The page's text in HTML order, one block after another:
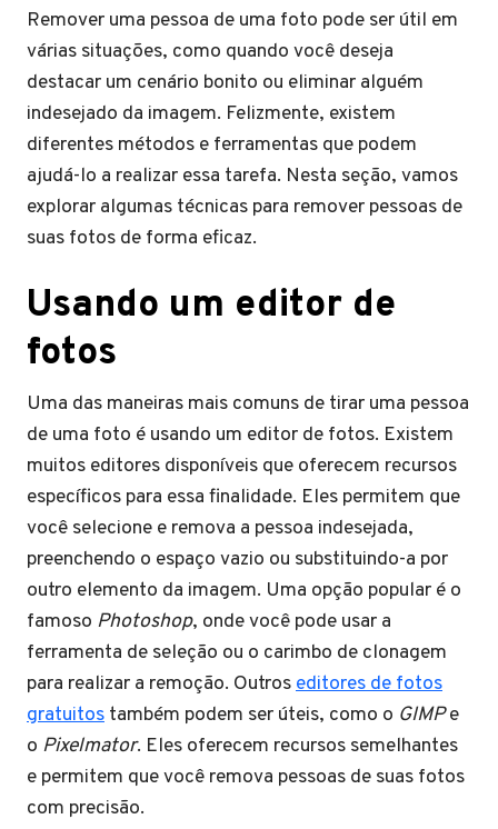
Remover uma pessoa de uma foto pode ser útil em
várias situações, como quando você deseja
destacar um cenário bonito ou eliminar alguém
indesejado da imagem. Felizmente, existem
diferentes métodos e ferramentas que podem
ajudá-lo a realizar essa tarefa. Nesta seção, vamos
explorar algumas técnicas para remover pessoas de
suas fotos de forma eficaz.
Usando um editor de
fotos
Uma das maneiras mais comuns de tirar uma pessoa
de uma foto é usando um editor de fotos. Existem
muitos editores disponíveis que oferecem recursos
específicos para essa finalidade. Eles permitem que
você selecione e remova a pessoa indesejada,
preenchendo o espaço vazio ou substituindo-a por
outro elemento da imagem. Uma opção popular é o
famoso Photoshop, onde você pode usar a
ferramenta de seleção ou o carimbo de clonagem
para realizar a remoção. Outroseditores de fotos
gratuitos também podem ser úteis, como o GIMPe
o Pixelmator. Eles oferecem recursos semelhantes
e permitem que você remova pessoas de suas fotos
com precisão.